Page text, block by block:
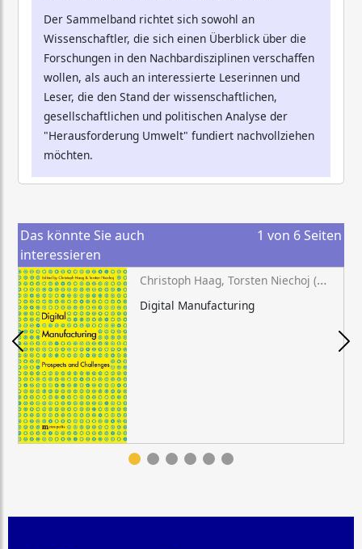
Der Sammelband richtet sich sowohl an
Wissenschaftler, die sich einen Überblick über die
Forschungen in den Nachbardisziplinen verschaffen
wollen, als auch an interessierte Leserinnen und
Leser, die den Stand der wissenschaftlichen,
gesellschaftlichen und politischen Analyse der
"Herausforderung Umwelt" fundiert nachvollziehen
möchten.
Das könnte Sie auch
interessieren
1 von 6 Seiten
Christoph Haag, Torsten Niechoj (eds.)
Digital Manufacturing